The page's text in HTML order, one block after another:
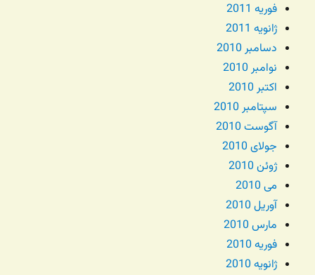
فوریه 2011
ژانویه 2011
دسامبر 2010
نوامبر 2010
اکتبر 2010
سپتامبر 2010
آگوست 2010
جولای 2010
ژوئن 2010
می 2010
آوریل 2010
مارس 2010
فوریه 2010
ژانویه 2010